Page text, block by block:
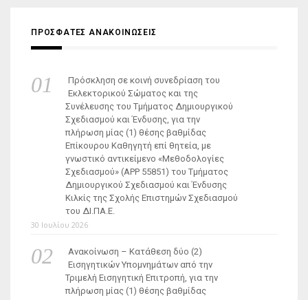
ΠΡΟΣΦΑΤΕΣ ΑΝΑΚΟΙΝΩΣΕΙΣ
Πρόσκληση σε κοινή συνεδρίαση του
Εκλεκτορικού Σώματος και της
Συνέλευσης του Τμήματος Δημιουργικού
Σχεδιασμού και Ένδυσης, για την
πλήρωση μίας (1) θέσης βαθμίδας
Επίκουρου Καθηγητή επί θητεία, με
γνωστικό αντικείμενο «Μεθοδολογίες
Σχεδιασμού» (ΑΡΡ 55851) του Τμήματος
Δημιουργικού Σχεδιασμού και Ένδυσης
Κιλκίς της Σχολής Επιστημών Σχεδιασμού
του ΔΙ.ΠΑ.Ε.
30 Ιουλίου 2026
Ανακοίνωση – Κατάθεση δύο (2)
Εισηγητικών Υπομνημάτων από την
Τριμελή Εισηγητική Επιτροπή, για την
πλήρωση μίας (1) θέσης βαθμίδας